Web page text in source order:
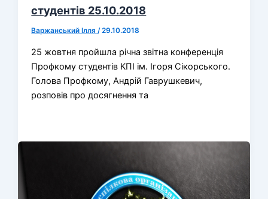
студентів 25.10.2018
Варжанський Ілля/29.10.2018
25 жовтня пройшла річна звітна конференція
Профкому студентів КПІ ім. Ігоря Сікорського.
Голова Профкому, Андрій Гаврушкевич,
розповів про досягнення та